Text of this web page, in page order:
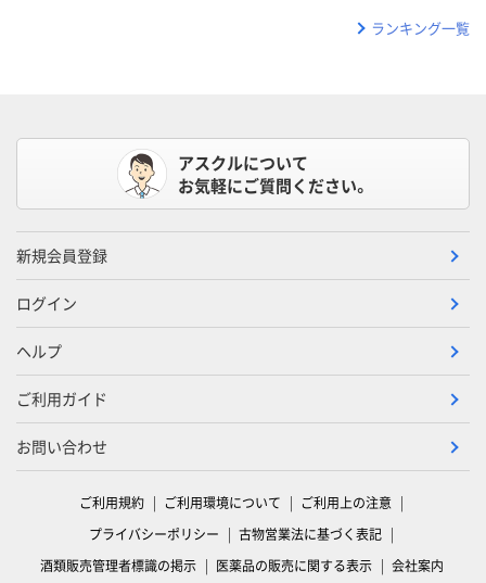
ランキング一覧
アスクルについて
お気軽にご質問ください。
新規会員登録
ログイン
ヘルプ
ご利用ガイド
お問い合わせ
ご利用規約 ご利用環境について
ご利用上の注意
プライバシーポリシー
古物営業法に基づく表記
酒類販売管理者標識の掲示
医薬品の販売に関する表示 会社案内